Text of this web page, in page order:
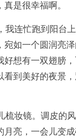
是很幸福啊。
我连忙跑到阳台
宛如一个圆润亮
好想有一双翅膀
看到美好的夜景，
梳妆镜。调皮的
月亮，一会儿变